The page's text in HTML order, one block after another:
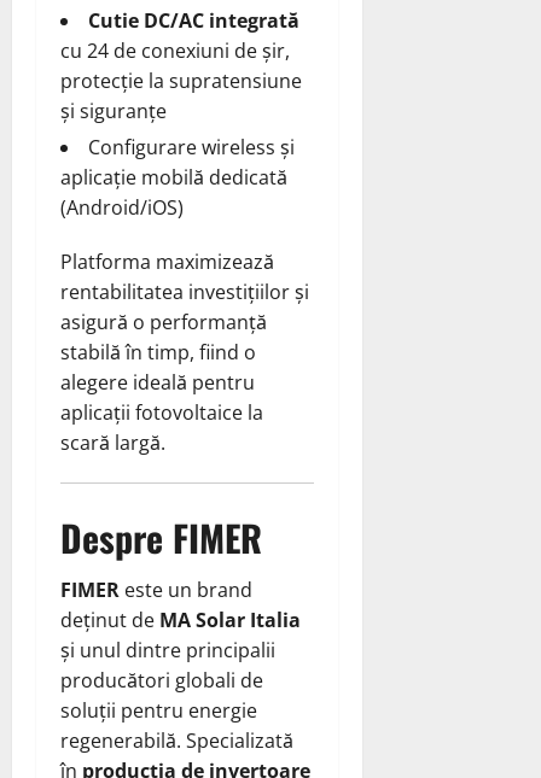
Cutie DC/AC integrată
cu 24 de conexiuni de șir,
protecție la supratensiune
și siguranțe
Configurare wireless și
aplicație mobilă dedicată
(Android/iOS)
Platforma maximizează
rentabilitatea investițiilor și
asigură o performanță
stabilă în timp, fiind o
alegere ideală pentru
aplicații fotovoltaice la
scară largă.
Despre FIMER
FIMER este un brand
deținut de MA Solar Italia
și unul dintre principalii
producători globali de
soluții pentru energie
regenerabilă. Specializată
în producția de invertoare